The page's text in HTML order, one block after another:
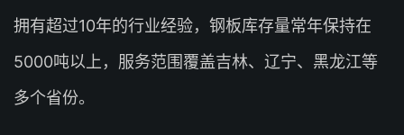
拥有超过10年的行业经验，钢板库存量常年保持在
5000吨以上，服务范围覆盖吉林、辽宁、黑龙江等
多个省份。